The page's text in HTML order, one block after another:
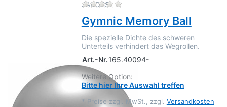
JAKOBS Zu diesem Produkt liegen
Gymnic Memory Ball
Die spezielle Dichte des schweren
Unterteils verhindert das Wegrollen.
Art.-Nr.165.40094-
Weitere Option:
Bitte hier Ihre Auswahl treffen
* Preise zzgl. MwSt., zzgl. Versandkosten